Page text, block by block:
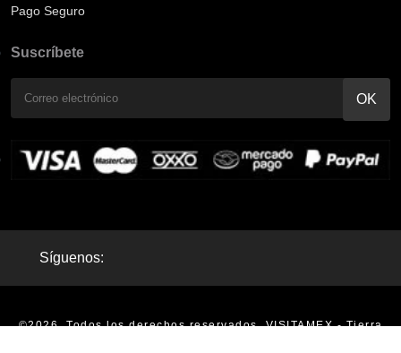
Pago Seguro
Suscríbete
Síguenos:
©2026. Todos los derechos reservados. VISITAMEX - Tierra